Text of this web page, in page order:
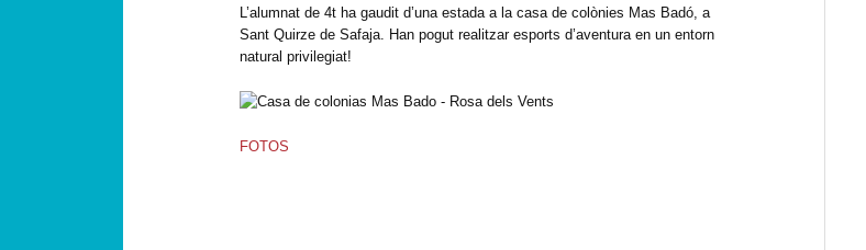
L’alumnat de 4t ha gaudit d’una estada a la casa de colònies Mas Badó, a
Sant Quirze de Safaja. Han pogut realitzar esports d’aventura en un entorn
natural privilegiat!
FOTOS